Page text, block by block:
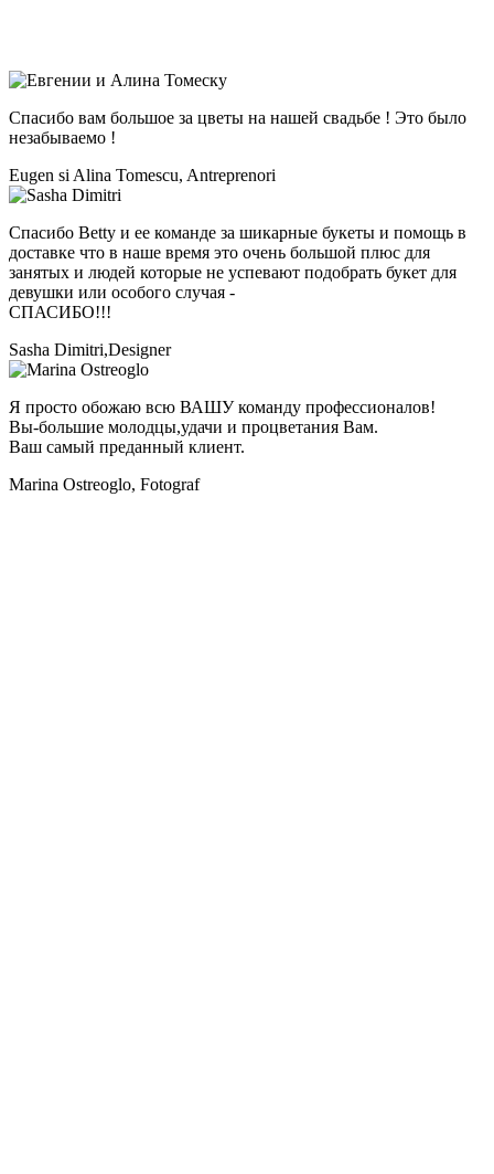
Спасибо вам большое за цветы на нашей свадьбе ! Это было
незабываемо !
Eugen si Alina Tomescu, Antreprenori
Спасибо Betty и ее команде за шикарные букеты и помощь в
доставке что в наше время это очень большой плюс для
занятых и людей которые не успевают подобрать букет для
девушки или особого случая -
СПАСИБО!!!
Sasha Dimitri,Designer
Я просто обожаю всю ВАШУ команду профессионалов!
Вы-большие молодцы,удачи и процветания Вам.
Ваш самый преданный клиент.
Marina Ostreoglo, Fotograf